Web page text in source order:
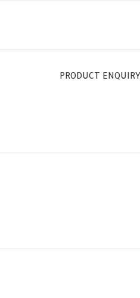
PRODUCT ENQUIRY